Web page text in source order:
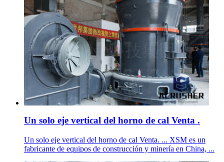
Un solo eje vertical del horno de cal Venta .
Un solo eje vertical del horno de cal Venta. ... XSM es un
fabricante de equipos de construcción y minería en China, ...